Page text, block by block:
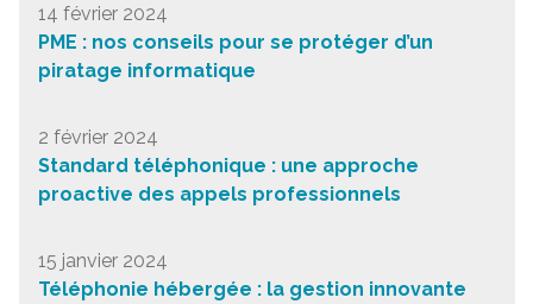
14 février 2024
PME : nos conseils pour se protéger d’un
piratage informatique
2 février 2024
Standard téléphonique : une approche
proactive des appels professionnels
15 janvier 2024
Téléphonie hébergée : la gestion innovante